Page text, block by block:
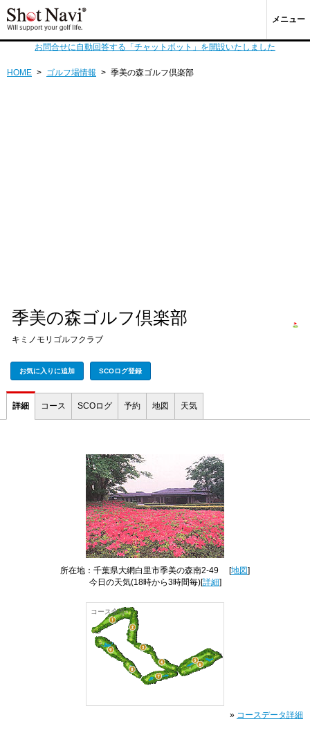
メニュー
お問合せに自動回答する「チャットボット」を開設いたしました
HOME > ゴルフ場情報 > 季美の森ゴルフ倶楽部
季美の森ゴルフ倶楽部
キミノモリゴルフクラブ
お気に入りに追加 SCOログ登録
詳細 コース SCOログ 予約 地図 天気
所在地：千葉県大網白里市季美の森南2-49 [地図]
今日の天気(18時から3時間毎)[詳細]
コース全景
» コースデータ詳細